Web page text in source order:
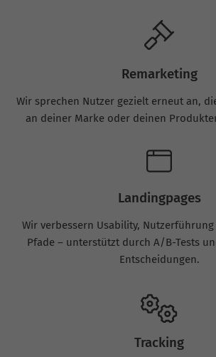
Remarketing
Wir sprechen Nutzer gezielt erneut an,
an deiner Marke oder deinen
Landingpages
Wir verbessern Usability,
Pfade – unterstützt durch A/B-Tests
Entscheidungen.
Tracking